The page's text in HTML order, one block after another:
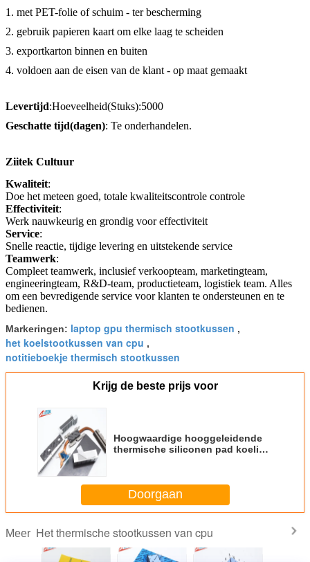
1. met PET-folie of schuim - ter bescherming
2. gebruik papieren kaart om elke laag te scheiden
3. exportkarton binnen en buiten
4. voldoen aan de eisen van de klant - op maat gemaakt
Levertijd:Hoeveelheid(Stuks):5000
Geschatte tijd(dagen): Te onderhandelen.
Ziitek Cultuur
Kwaliteit:
Doe het meteen goed, totale kwaliteitscontrole controle
Effectiviteit:
Werk nauwkeurig en grondig voor effectiviteit
Service:
Snelle reactie, tijdige levering en uitstekende service
Teamwerk:
Compleet teamwerk, inclusief verkoopteam, marketingteam,
engineeringteam, R&D-team, productieteam, logistiek team. Alles
om een bevredigende service voor klanten te ondersteunen en te
bedienen.
Markeringen: laptop gpu thermisch stootkussen ,
het koelstootkussen van cpu ,
notitieboekje thermisch stootkussen
Krijg de beste prijs voor
Hoogwaardige hooggeleidende
thermische siliconen pad koeling
Doorgaan
Meer Het thermische stootkussen van cpu